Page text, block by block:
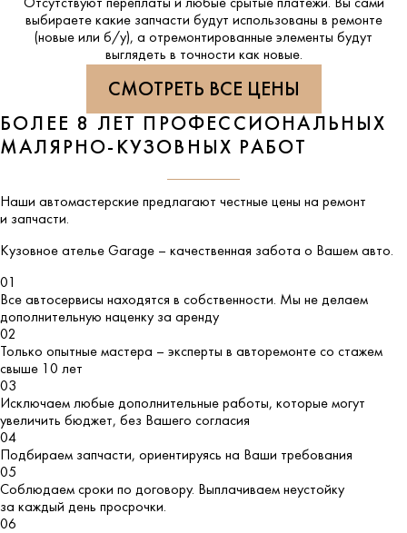
Отсутствуют переплаты и любые срытые платежи. Вы сами
выбираете какие запчасти будут использованы в ремонте
(новые или б/у), а отремонтированные элементы будут
выглядеть в точности как новые.
СМОТРЕТЬ ВСЕ ЦЕНЫ
БОЛЕЕ 8 ЛЕТ ПРОФЕССИОНАЛЬНЫХ
МАЛЯРНО-КУЗОВНЫХ РАБОТ
Наши автомастерские предлагают честные цены на ремонт
и запчасти.
Кузовное ателье Garage – качественная забота о Вашем авто.
01
Все автосервисы находятся в собственности. Мы не делаем
дополнительную наценку за аренду
02
Только опытные мастера – эксперты в авторемонте со стажем
свыше 10 лет
03
Исключаем любые дополнительные работы, которые могут
увеличить бюджет, без Вашего согласия
04
Подбираем запчасти, ориентируясь на Ваши требования
05
Соблюдаем сроки по договору. Выплачиваем неустойку
за каждый день просрочки.
06